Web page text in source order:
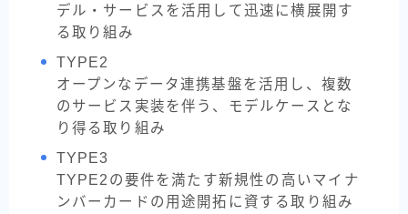
デル・サービスを活用して迅速に横展開す
る取り組み
TYPE2
オープンなデータ連携基盤を活用し、複数
のサービス実装を伴う、モデルケースとな
り得る取り組み
TYPE3
TYPE2の要件を満たす新規性の高いマイナ
ンバーカードの用途開拓に資する取り組み